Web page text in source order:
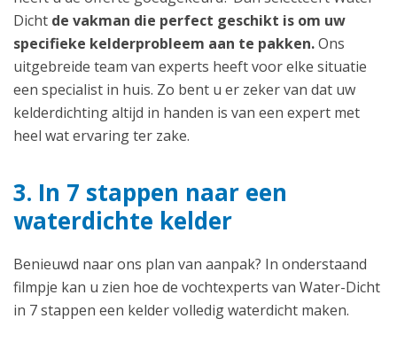
Dicht de vakman die perfect geschikt is om uw
specifieke kelderprobleem aan te pakken.Ons
uitgebreide team van experts heeft voor elke situatie
een specialist in huis. Zo bent u er zeker van dat uw
kelderdichting altijd in handen is van een expert met
heel wat ervaring ter zake.
3. In 7 stappen naar een
waterdichte kelder
Benieuwd naar ons plan van aanpak? In onderstaand
filmpje kan u zien hoe de vochtexperts van Water-Dicht
in 7 stappen een kelder volledig waterdicht maken.